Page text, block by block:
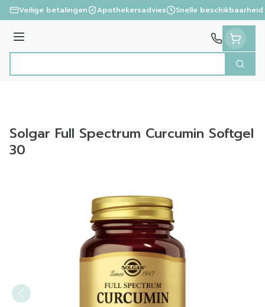
Ga naar de inhoud
Veilige betalingen Apothekersadvies Snelle beschikbaarheid
Menu
Zoek
Solgar Full Spectrum Curcumin Softgel
30